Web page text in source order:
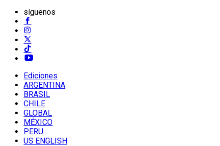
síguenos
Ediciones
ARGENTINA
BRASIL
CHILE
GLOBAL
MÉXICO
PERU
US ENGLISH